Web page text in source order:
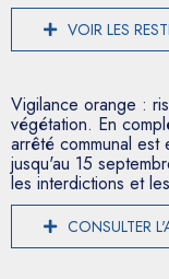
VOIR LES
Vigilance orange :
végétation. En
arrêté communal
jusqu'au 15
les interdictions et
CONSULTER